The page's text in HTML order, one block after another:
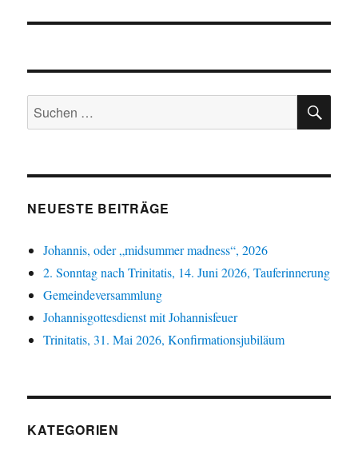
Suchen
nach:
NEUESTE BEITRÄGE
Johannis, oder „midsummer madness“, 2026
2. Sonntag nach Trinitatis, 14. Juni 2026, Tauferinnerung
Gemeindeversammlung
Johannisgottesdienst mit Johannisfeuer
Trinitatis, 31. Mai 2026, Konfirmationsjubiläum
KATEGORIEN